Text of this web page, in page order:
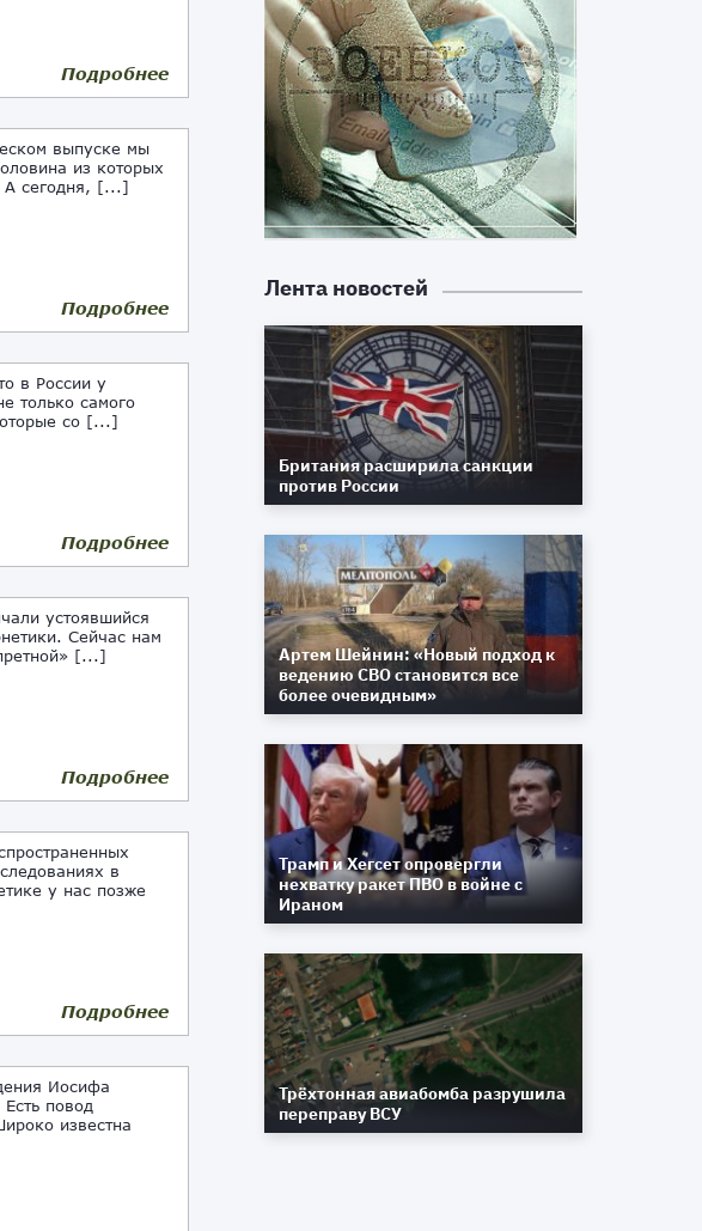
Подробнее
выпуске мы
из которых
А сегодня, [...]
Подробнее
в России у
только самого
со [...]
Подробнее
устоявшийся
Сейчас нам
[...]
Подробнее
в
у нас позже
Подробнее
Иосифа
повод
известна
Лента новостей
Британия расширила санкции
против России
Артем Шейнин: «Новый подход к
ведению СВО становится все
более очевидным»
Трамп и Хегсет опровергли
нехватку ракет ПВО в войне с
Ираном
Трёхтонная авиабомба разрушила
переправу ВСУ